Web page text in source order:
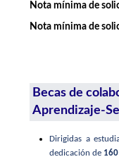
Nota mínima de
Nota mínima de
Becas de
Aprendizaje-
Dirigidas a
dedicación de